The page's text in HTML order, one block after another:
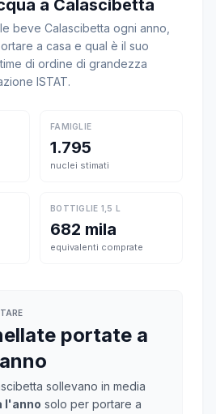
a Calascibetta
beve Calascibetta ogni anno,
a casa e qual è il suo
di ordine di grandezza
ISTAT.
FAMIGLIE
1.795
nuclei stimati
BOTTIGLIE 1,5 L
682 mila
equivalenti comprate
portate a
sollevano in media
l'anno solo per portare a